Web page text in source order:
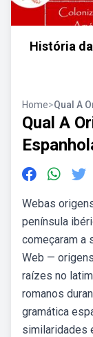
História
Home>Qual A
Qual A
Webas
península
começaram a
Web —
raízes no
romanos
gramática
similaridades